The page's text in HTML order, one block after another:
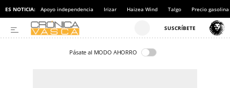
ES NOTICIA: Apoyo independencia Irizar Haizea Wind Talgo Precio gasolina
Pásate al MODO AHORRO